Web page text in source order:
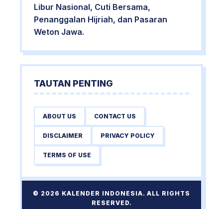
Libur Nasional, Cuti Bersama,
Penanggalan Hijriah, dan Pasaran
Weton Jawa.
TAUTAN PENTING
ABOUT US CONTACT US
DISCLAIMER PRIVACY POLICY
TERMS OF USE
© 2026 KALENDER INDONESIA. ALL RIGHTS
RESERVED.